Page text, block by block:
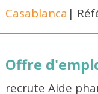
Casablanca |
Offre
recrute Aide